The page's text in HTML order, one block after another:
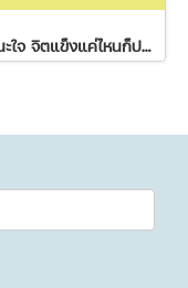
พูดให้ชนะใจ จิตแข็งแค่ไหนก็ปฏิเสธไม่ลง